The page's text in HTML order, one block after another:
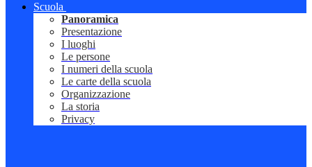
Scuola
Panoramica
Presentazione
I luoghi
Le persone
I numeri della scuola
Le carte della scuola
Organizzazione
La storia
Privacy